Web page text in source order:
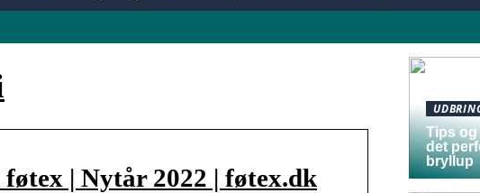
| Nytår 2022 | føtex.dk
Tips og
det
bryllup